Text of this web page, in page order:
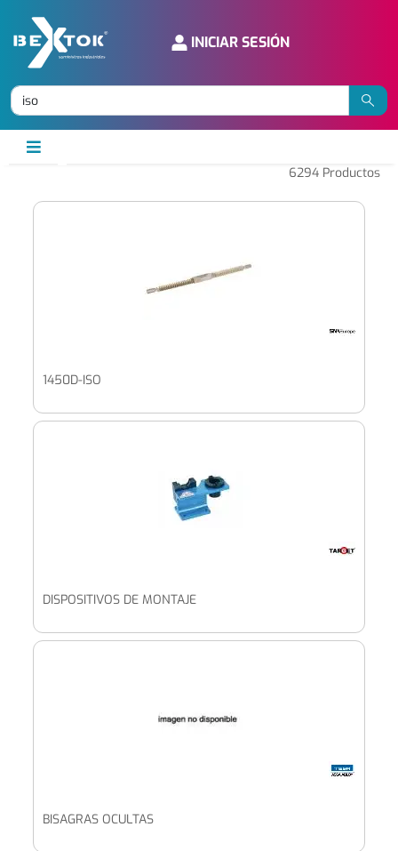
INICIAR SESIÓN
6294 Productos
1450D-ISO
DISPOSITIVOS DE MONTAJE
BISAGRAS OCULTAS